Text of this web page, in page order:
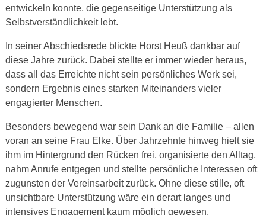
entwickeln konnte, die gegenseitige Unterstützung als
Selbstverständlichkeit lebt.
In seiner Abschiedsrede blickte Horst Heuß dankbar auf
diese Jahre zurück. Dabei stellte er immer wieder heraus,
dass all das Erreichte nicht sein persönliches Werk sei,
sondern Ergebnis eines starken Miteinanders vieler
engagierter Menschen.
Besonders bewegend war sein Dank an die Familie – allen
voran an seine Frau Elke. Über Jahrzehnte hinweg hielt sie
ihm im Hintergrund den Rücken frei, organisierte den Alltag,
nahm Anrufe entgegen und stellte persönliche Interessen oft
zugunsten der Vereinsarbeit zurück. Ohne diese stille, oft
unsichtbare Unterstützung wäre ein derart langes und
intensives Engagement kaum möglich gewesen.